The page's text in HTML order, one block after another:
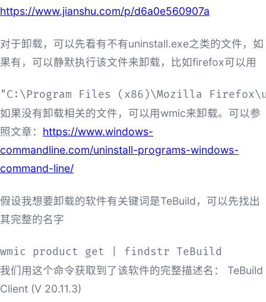
https://www.jianshu.com/p/d6a0e560907a
对于卸载，可以先看有不有uninstall.exe之类的文件，如
果有，可以静默执行该文件来卸载，比如firefox可以用
"C:\Program Files (x86)\Mozilla
如果没有卸载相关的文件，可以用wmic来卸载。可以参
照文章： https://www.windows-
commandline.com/uninstall-programs-windows-
command-line/
假设我想要卸载的软件有关键词是TeBuild，可以先找出
其完整的名字
wmic product get | findstr TeBuild
我们用这个命令获取到了该软件的完整描述名： TeBuild
Client (V 20.11.3)